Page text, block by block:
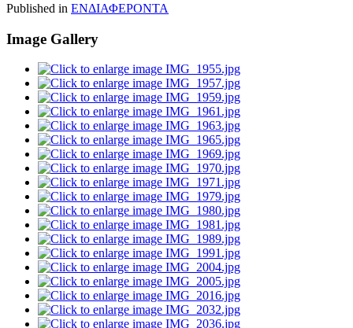
Published in ΕΝΔΙΑΦΕΡΟΝΤΑ
Image Gallery